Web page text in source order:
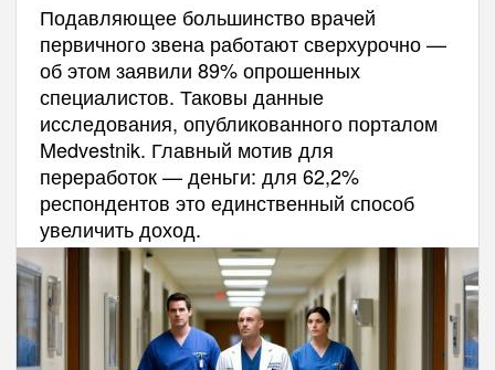
Подавляющее большинство врачей
первичного звена работают сверхурочно —
об этом заявили 89% опрошенных
специалистов. Таковы данные
исследования, опубликованного порталом
Medvestnik. Главный мотив для
переработок — деньги: для 62,2%
респондентов это единственный способ
увеличить доход.